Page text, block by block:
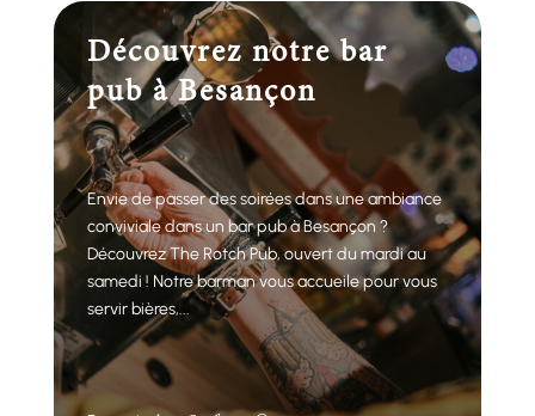
Découvrez notre bar
pub à Besançon
Envie de passer des soirées dans une ambiance
conviviale dans un bar pub à Besançon ?
Découvrez The Rotch Pub, ouvert du mardi au
samedi ! Notre barman vous accueile pour vous
servir bières,...